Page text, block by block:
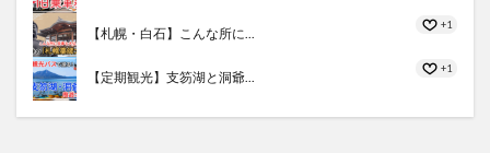
【札幌・白石】こんな所に...
+1
【定期観光】支笏湖と洞爺...
+1